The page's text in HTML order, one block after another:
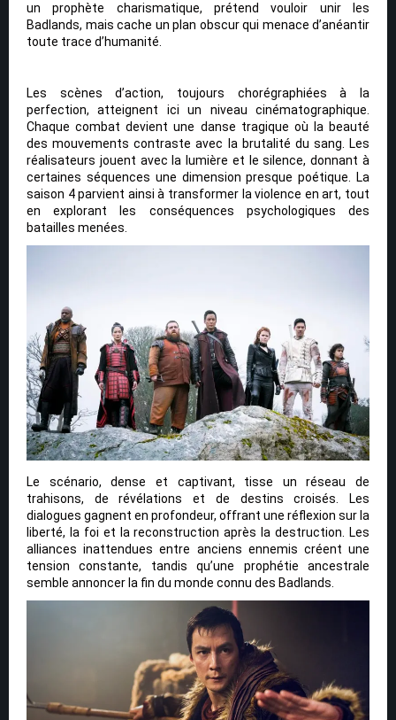
un prophète charismatique, prétend vouloir unir les
Badlands, mais cache un plan obscur qui menace d’anéantir
toute trace d’humanité.
Les scènes d’action, toujours chorégraphiées à la
perfection, atteignent ici un niveau cinématographique.
Chaque combat devient une danse tragique où la beauté
des mouvements contraste avec la brutalité du sang. Les
réalisateurs jouent avec la lumière et le silence, donnant à
certaines séquences une dimension presque poétique. La
saison 4 parvient ainsi à transformer la violence en art, tout
en explorant les conséquences psychologiques des
batailles menées.
Le scénario, dense et captivant, tisse un réseau de
trahisons, de révélations et de destins croisés. Les
dialogues gagnent en profondeur, offrant une réflexion sur la
liberté, la foi et la reconstruction après la destruction. Les
alliances inattendues entre anciens ennemis créent une
tension constante, tandis qu’une prophétie ancestrale
semble annoncer la fin du monde connu des Badlands.